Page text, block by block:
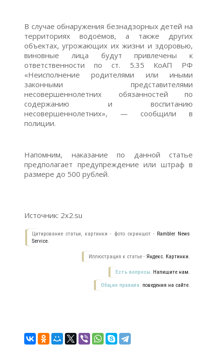
В случае обнаружения безнадзорных детей на
территориях водоёмов, а также других
объектах, угрожающих их жизни и здоровью,
виновные лица будут привлечены к
ответственности по ст. 5.35 КоАП РФ
«Неисполнение родителями или иными
законными представителями
несовершеннолетних обязанностей по
содержанию и воспитанию
несовершеннолетних», — сообщили в
полиции.
Напомним, наказание по данной статье
предполагает предупреждение или штраф в
размере до 500 рублей.
Источник: 2x2.su
Цитирование статьи, картинки - фото скриншот - Rambler News
Service.
Иллюстрация к статье - Яндекс. Картинки.
Есть вопросы. Напишите нам.
Общие правила поведения на сайте.